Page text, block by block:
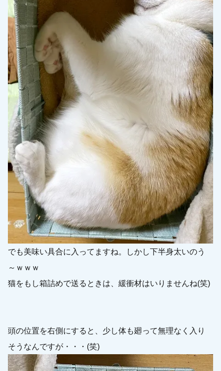
でも美味い具合に入ってますね。しかし下半身太いのう
～ｗｗｗ
猫をもし箱詰めで送るときは、緩衝材はいりませんね(笑)
頭の位置を右側にすると、少し体も廻って無理なく入り
そうなんですが・・・(笑)